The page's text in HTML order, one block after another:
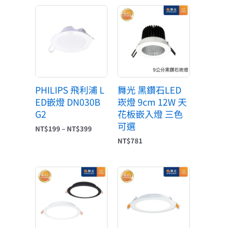
PHILIPS 飛利浦 L
ED嵌燈 DN030B
G2
NT$199 – NT$399
舞光 黑鑽石LED
崁燈 9cm 12W 天
花板嵌入燈 三色
可選
NT$781
價
格
範
圍：
價
格
NT$120